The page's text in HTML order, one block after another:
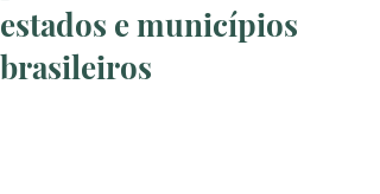
estados e municípios
brasileiros